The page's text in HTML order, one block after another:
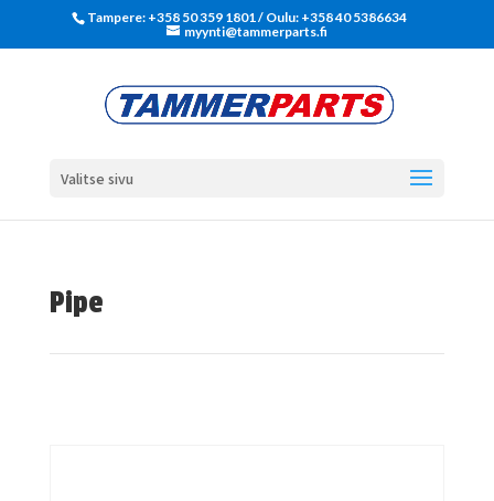
Tampere: +358 50 359 1801‬ / Oulu: +358 40 5386634
myynti@tammerparts.fi
Valitse sivu
Pipe